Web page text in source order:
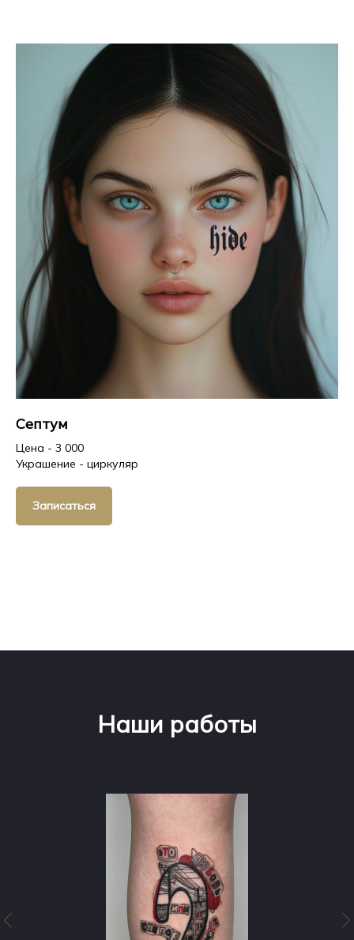
Септум
Цена - 3 000
Украшение - циркуляр
Записаться
Наши работы